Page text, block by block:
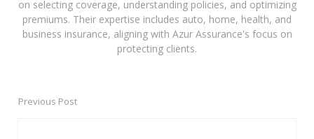
on selecting coverage, understanding policies, and optimizing
premiums. Their expertise includes auto, home, health, and
business insurance, aligning with Azur Assurance's focus on
protecting clients.
PostPrevious Post